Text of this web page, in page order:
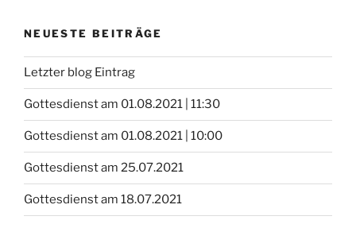
NEUESTE BEITRÄGE
Letzter blog Eintrag
Gottesdienst am 01.08.2021 | 11:30
Gottesdienst am 01.08.2021 | 10:00
Gottesdienst am 25.07.2021
Gottesdienst am 18.07.2021